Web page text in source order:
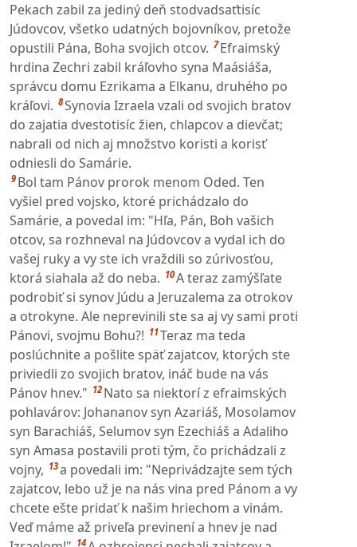
Pekach zabil za jediný deň stodvadsaťtisíc
Júdovcov, všetko udatných bojovníkov, pretože
opustili Pána, Boha svojich otcov. 7 Efraimský
hrdina Zechri zabil kráľovho syna Maásiáša,
správcu domu Ezrikama a Elkanu, druhého po
kráľovi. 8Synovia Izraela vzali od svojich bratov
do zajatia dvestotisíc žien, chlapcov a dievčat;
nabrali od nich aj množstvo koristi a korisť
odniesli do Samárie.
9 Bol tam Pánov prorok menom Oded. Ten
vyšiel pred vojsko, ktoré prichádzalo do
Samárie, a povedal im: "Hľa, Pán, Boh vašich
otcov, sa rozhneval na Júdovcov a vydal ich do
vašej ruky a vy ste ich vraždili so zúrivosťou,
ktorá siahala až do neba. 10A teraz zamýšľate
podrobiť si synov Júdu a Jeruzalema za otrokov
a otrokyne. Ale neprevinili ste sa aj vy sami proti
Pánovi, svojmu Bohu?! 11Teraz ma teda
poslúchnite a pošlite späť zajatcov, ktorých ste
priviedli zo svojich bratov, ináč bude na vás
Pánov hnev." 12 Nato sa niektorí z efraimských
pohlavárov: Johananov syn Azariáš, Mosolamov
syn Barachiáš, Selumov syn Ezechiáš a Adaliho
syn Amasa postavili proti tým, čo prichádzali z
vojny, 13a povedali im: "Neprivádzajte sem tých
zajatcov, lebo už je na nás vina pred Pánom a vy
chcete ešte pridať k našim hriechom a vinám.
Veď máme až priveľa previnení a hnev je nad
14